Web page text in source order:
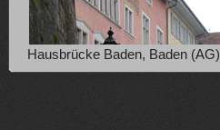
Hausbrücke Baden, Baden (AG)